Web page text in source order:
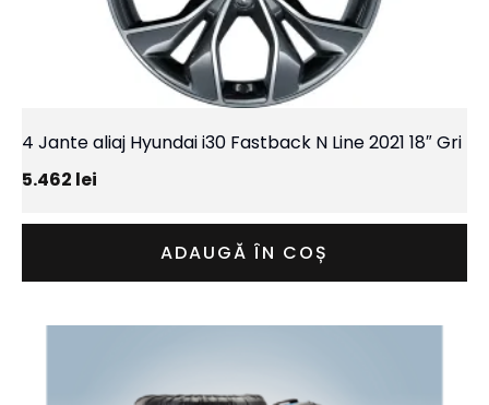
4 Jante aliaj Hyundai i30 Fastback N Line 2021 18″ Gri
5.462 lei
ADAUGĂ ÎN COȘ